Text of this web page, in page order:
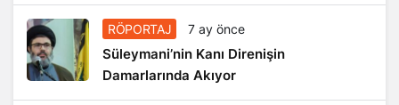
RÖPORTAJ 7 ay önce
Süleymani’nin Kanı Direnişin
Damarlarında Akıyor